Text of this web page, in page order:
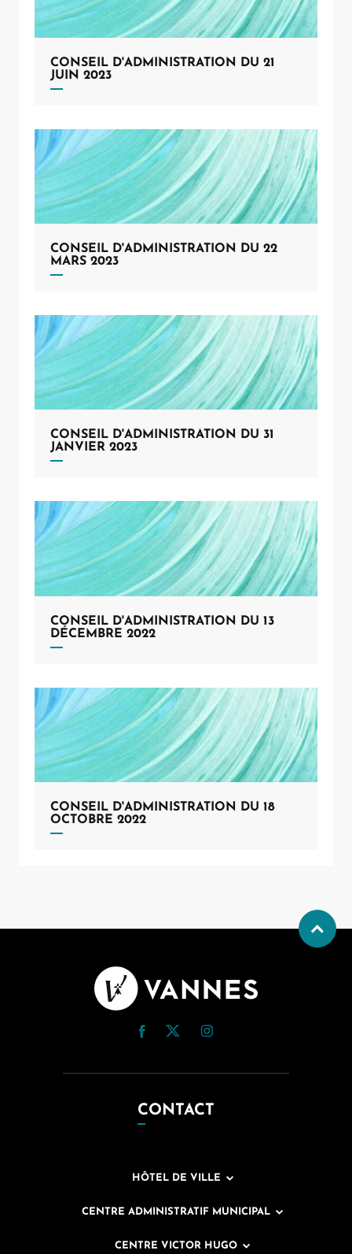
CONSEIL D'ADMINISTRATION DU 21
JUIN 2023
CONSEIL D'ADMINISTRATION DU 22
MARS 2023
CONSEIL D'ADMINISTRATION DU 31
JANVIER 2023
CONSEIL D'ADMINISTRATION DU 13
DÉCEMBRE 2022
CONSEIL D'ADMINISTRATION DU 18
OCTOBRE 2022
CONTACT
HÔTEL DE VILLE
CENTRE ADMINISTRATIF MUNICIPAL
CENTRE VICTOR HUGO
ShareThis is disabled. Allow